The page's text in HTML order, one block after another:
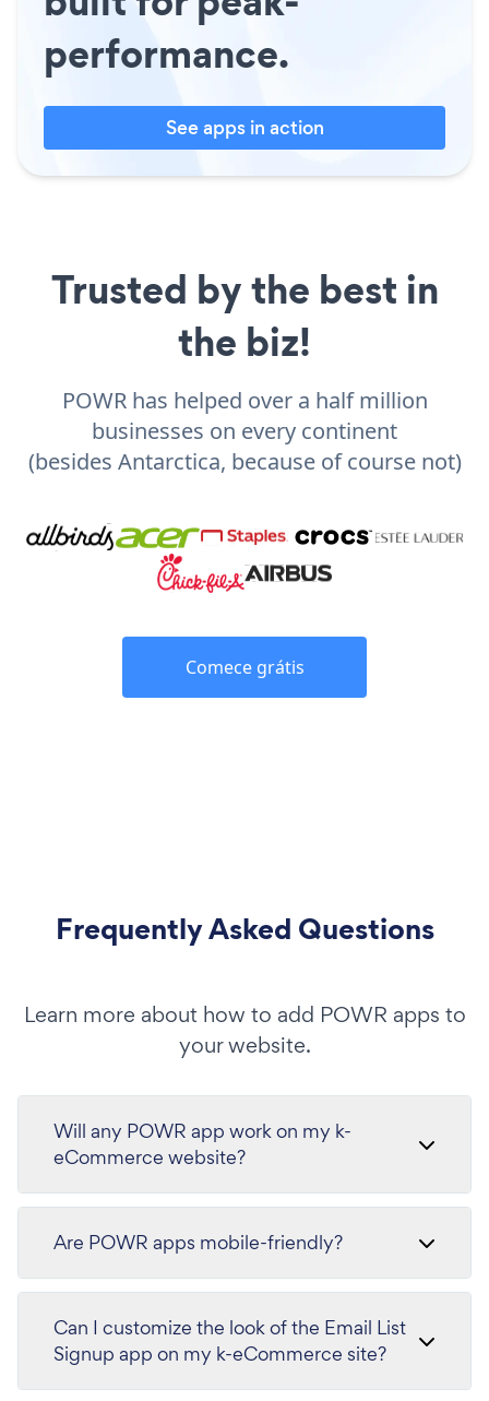
performance.
See apps in action
Trusted by the best in
the biz!
POWR has helped over a half million
businesses on every continent
(besides Antarctica, because of course not)
Comece grátis
Frequently Asked Questions
Learn more about how to add POWR apps to
your website.
Will any POWR app work on my k-
eCommerce website?
Are POWR apps mobile-friendly?
Can I customize the look of the Email List
Signup app on my k-eCommerce site?